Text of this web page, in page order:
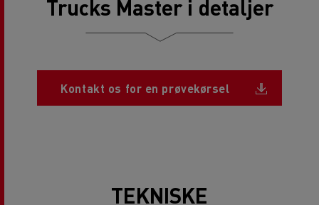
Trucks Master i detaljer
Kontakt os for en prøvekørsel Document
TEKNISKE